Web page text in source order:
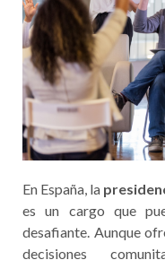
En España, la
es un cargo que
desafiante. Aunque
decisiones